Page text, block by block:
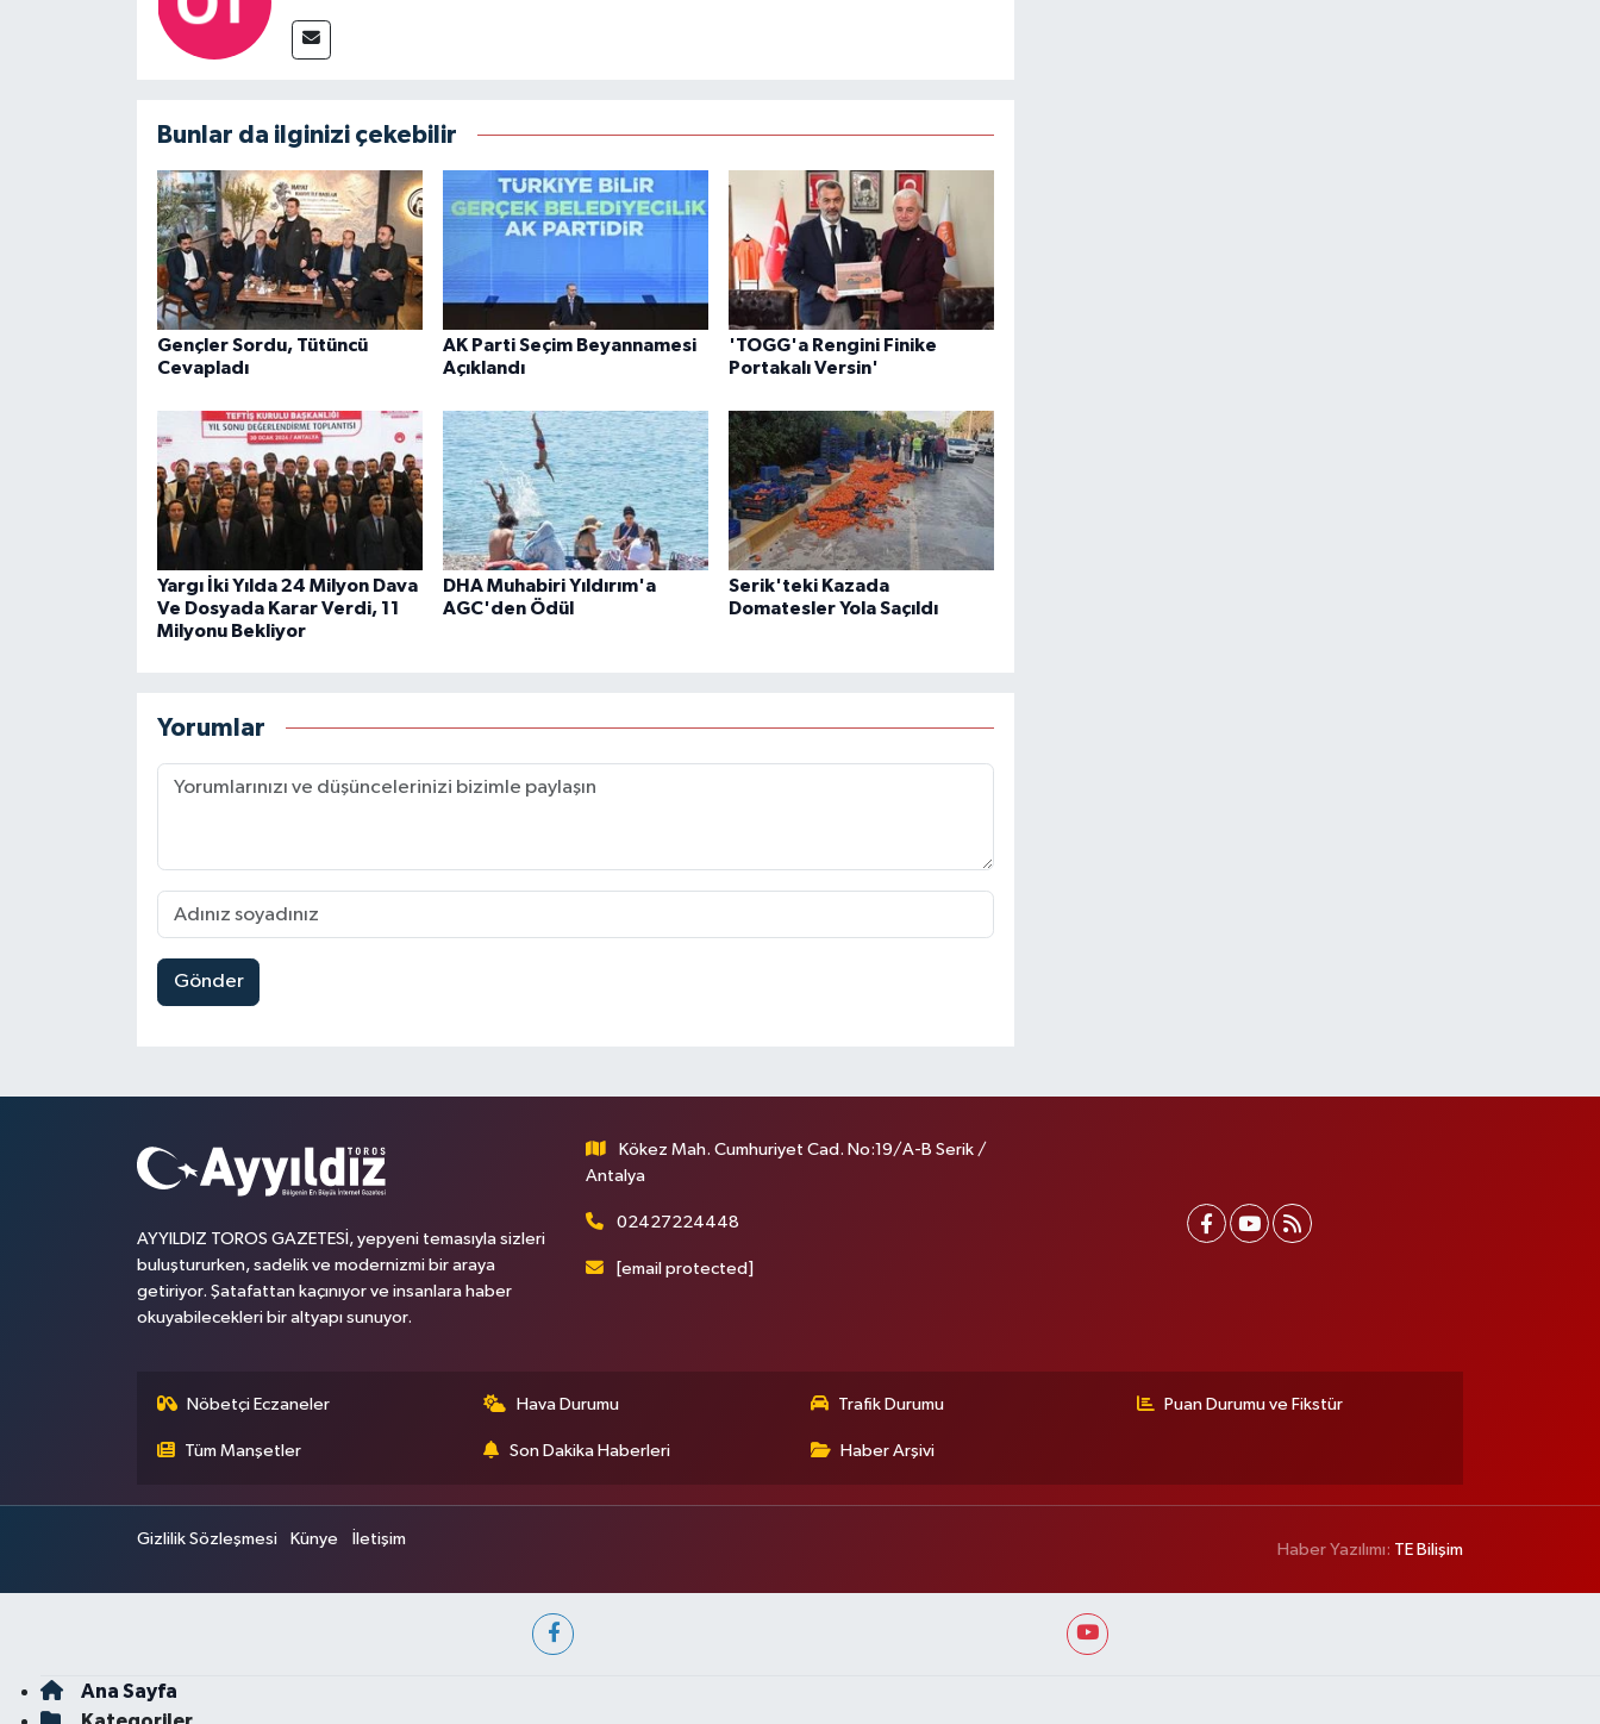
Bunlar da ilginizi çekebilir
Gençler Sordu, Tütüncü
Cevapladı
AK Parti Seçim Beyannamesi
Açıklandı
'TOGG'a Rengini Finike
Portakalı Versin'
Yargı İki Yılda 24 Milyon Dava
Ve Dosyada Karar Verdi, 11
Milyonu Bekliyor
DHA Muhabiri Yıldırım'a
AGC'den Ödül
Serik'teki Kazada
Domatesler Yola Saçıldı
Yorumlar
Gönder
AYYILDIZ TOROS GAZETESİ, yepyeni temasıyla sizleri
buluştururken, sadelik ve modernizmi bir araya
getiriyor. Şatafattan kaçınıyor ve insanlara haber
okuyabilecekleri bir altyapı sunuyor.
Kökez Mah. Cumhuriyet Cad. No:19/A-B Serik /
Antalya
02427224448
[email protected]
Nöbetçi Eczaneler Hava Durumu Trafik Durumu Puan Durumu ve Fikstür
Tüm Manşetler Son Dakika Haberleri Haber Arşivi
Gizlilik Sözleşmesi Künye İletişim
Haber Yazılımı: TE Bilişim
Ana Sayfa